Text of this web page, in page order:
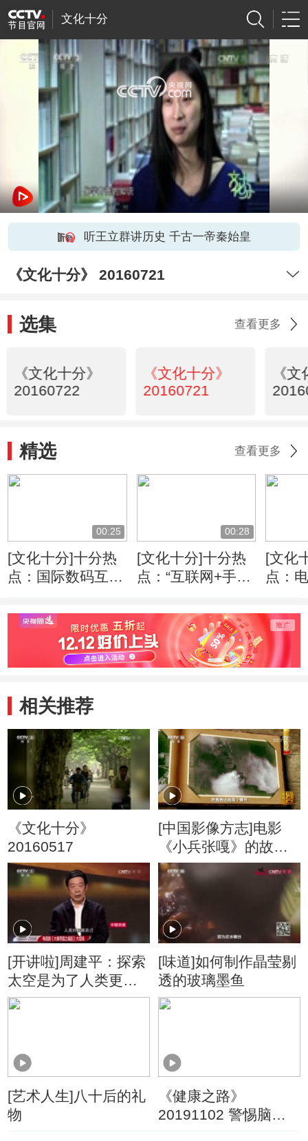
文化十分
网络开小差了，请稍后再试
听王立群讲历史 千古一帝秦始皇
《文化十分》 20160721
选集 查看更多
《文化十分》
20160722
《文化十分》
20160721
《
精选 查看更多
00:25
[文化十分]十分热
点：国际数码互动
时代 拥抱泛娱乐
00:28
[文化十分]十分热
点：“互联网+手
承发展困境
[文化
点：
收视
相关推荐
《文化十分》
20160517
[中国影像方志]电影
《小兵张嘎》的故事
原型来自何处？
[开讲啦]周建平：探索
太空是为了人类更好
地发现与发展
[味道]如何制作晶莹剔
透的玻璃墨鱼
[艺术人生]八十后的礼
物
《健康之路》
20191102 警惕脑